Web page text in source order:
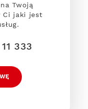
Twoją
Ci jaki jest
333